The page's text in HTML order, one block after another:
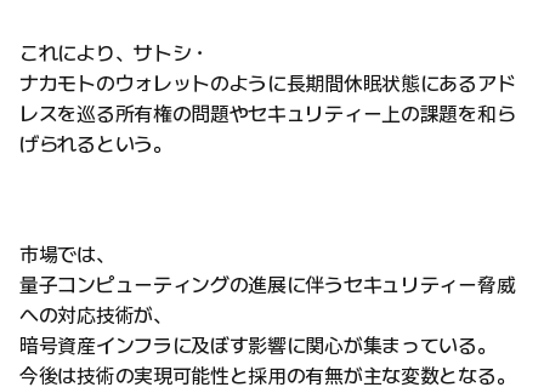
これにより、サトシ・
ナカモトのウォレットのように長期間休眠状態にあるアド
レスを巡る所有権の問題やセキュリティー上の課題を和ら
げられるという。
市場では、
量子コンピューティングの進展に伴うセキュリティー脅威
への対応技術が、
暗号資産インフラに及ぼす影響に関心が集まっている。
今後は技術の実現可能性と採用の有無が主な変数となる。